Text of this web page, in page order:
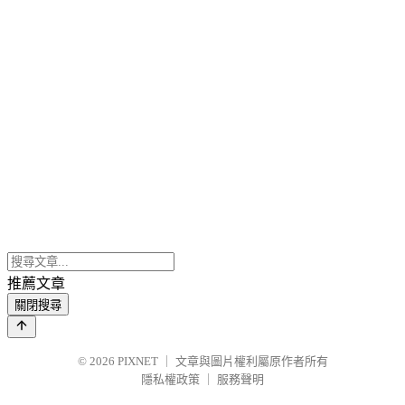
推薦文章
關閉搜尋
© 2026 PIXNET
文章與圖片權利屬原作者所有
隱私權政策
服務聲明